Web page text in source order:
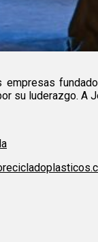
empresas
su luderazgo.